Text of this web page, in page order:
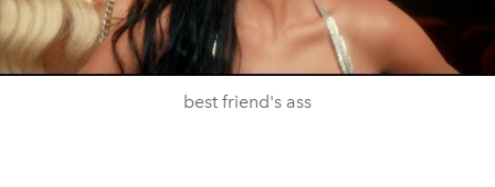
Video
best friend's ass